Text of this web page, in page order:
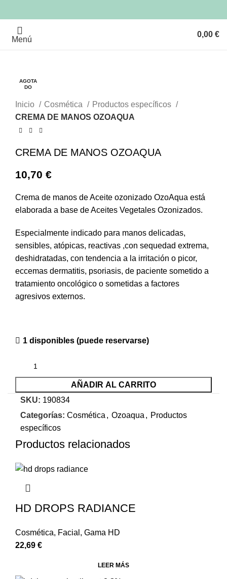
Menú
0,00 €
Clic para ampliar
Inicio
Cosmética
Productos específicos
CREMA DE MANOS OZOAQUA
CREMA DE MANOS OZOAQUA
10,70 €
Crema de manos de Aceite ozonizado OzoAqua está
elaborada a base de Aceites Vegetales Ozonizados.
Especialmente indicado para manos delicadas,
sensibles, atópicas, reactivas ,con sequedad extrema,
deshidratadas, con tendencia a la irritación o picor,
eccemas dermatitis, psoriasis, de paciente sometido a
tratamiento oncológico o sometidas a factores
agresivos externos.
1 disponibles (puede reservarse)
AÑADIR AL CARRITO
SKU: 190834
Categorías: Cosmética , Ozoaqua , Productos
específicos
Productos relacionados
AGOTA
DO
HD DROPS RADIANCE
Cosmética, Facial , Gama HD
22,69 €
LEER MÁS
AGOTA
DO